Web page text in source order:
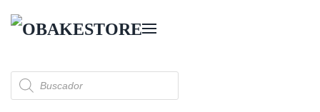
Búsqueda
de
productos